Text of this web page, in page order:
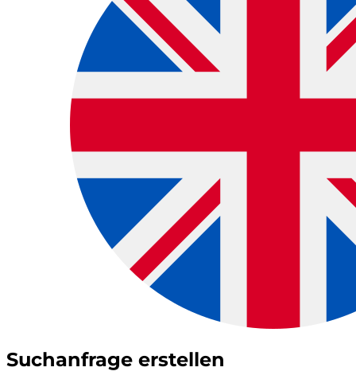
Suchanfrage erstellen